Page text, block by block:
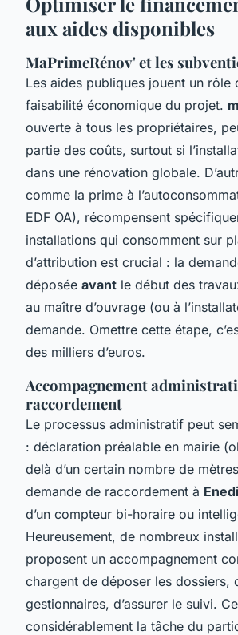
aux aides disponibles
MaPrimeRénov' et les
Les aides publiques jouent un rôle
faisabilité économique du projet.
ouverte à tous les propriétaires,
partie des coûts, surtout si
dans une rénovation globale.
comme la prime à
EDF OA), récompensent
installations qui consomment sur
d’attribution est crucial : la
déposée avant le début des
au maître d’ouvrage (ou à
demande. Omettre cette étape,
des milliers d’euros.
Accompagnement
raccordement
Le processus administratif peut
: déclaration préalable en mairie
delà d’un certain nombre de
demande de raccordement à
d’un compteur bi-horaire ou
Heureusement, de nombreux
proposent un accompagnement
chargent de déposer les dossiers,
gestionnaires, d’assurer le suivi.
considérablement la tâche du